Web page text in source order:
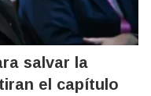
salvar la
el capítulo